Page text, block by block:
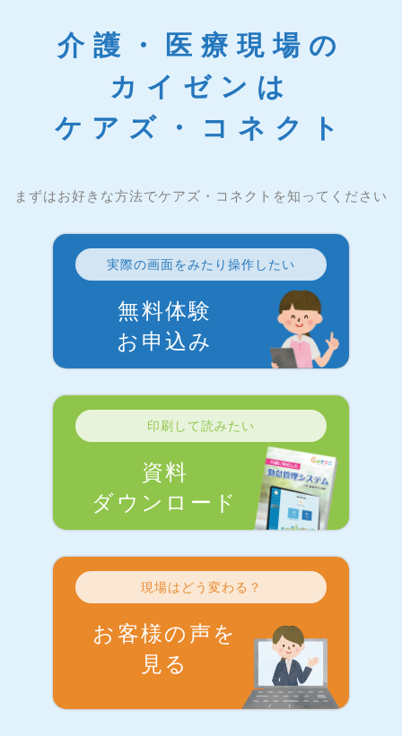
介護・医療現場の
カイゼンは
ケアズ・コネクト
まずはお好きな方法でケアズ・コネクトを知ってください
実際の画面をみたり操作したい
無料体験
お申込み
印刷して読みたい
資料
ダウンロード
現場はどう変わる？
お客様の声を
見る